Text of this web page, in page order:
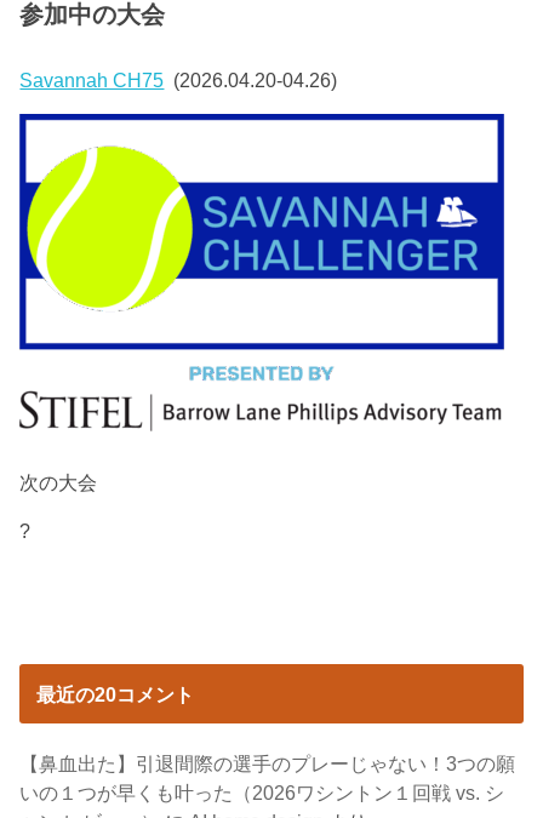
参加中の大会
Savannah CH75 (2026.04.20-04.26)
次の大会
?
最近の20コメント
【鼻血出た】引退間際の選手のプレーじゃない！3つの願
いの１つが早くも叶った（2026ワシントン１回戦 vs. シ